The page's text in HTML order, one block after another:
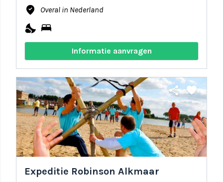
where_to_vote Overal in Nederland
nights_stay bed
Informatie aanvragen
share favorite
Expeditie Robinson Alkmaar